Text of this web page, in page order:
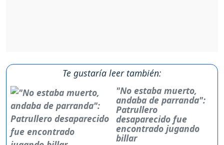
Te gustaría leer también:
"No estaba muerto,
andaba de parranda":
Patrullero
desaparecido fue
encontrado jugando
billar